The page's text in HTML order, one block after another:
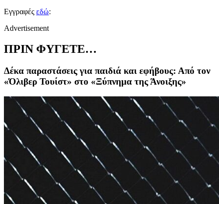
Εγγραφές εδώ:
Advertisement
ΠΡΙΝ ΦΥΓΕΤΕ…
Δέκα παραστάσεις για παιδιά και εφήβους: Από τον
«Όλιβερ Τουίστ» στο «Ξύπνημα της Άνοιξης»